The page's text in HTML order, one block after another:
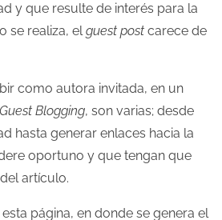
y que resulte de interés para la
se realiza, elguest post carece de
como autora invitada, en un
Guest Blogging, son varias; desde
hasta generar enlaces hacia la
oportuno y que tengan que
artículo.
página, en donde se genera el